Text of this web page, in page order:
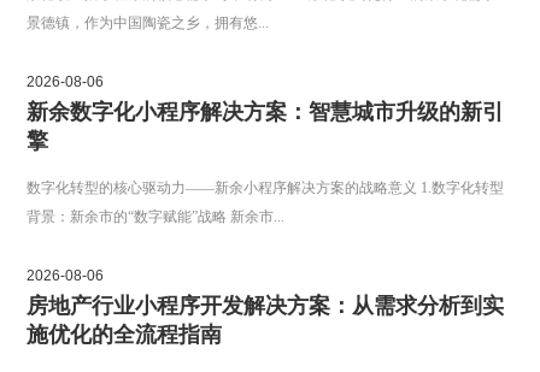
景德镇，作为中国陶瓷之乡，拥有悠...
2026-08-06
新余数字化小程序解决方案：智慧城市升级的新引
擎
数字化转型的核心驱动力——新余小程序解决方案的战略意义 1.数字化转型
背景：新余市的“数字赋能”战略 新余市...
2026-08-06
房地产行业小程序开发解决方案：从需求分析到实
施优化的全流程指南